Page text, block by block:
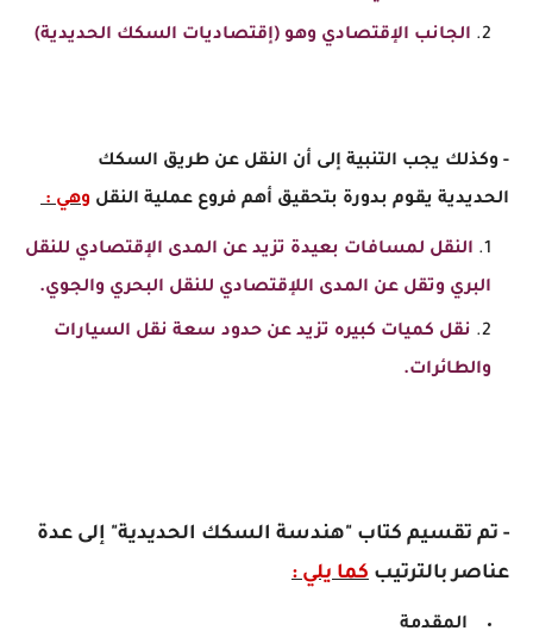
الجانب الإقتصادي وهو (إقتصاديات السكك الحديدية)
- وكذلك يجب التنبية إلى أن النقل عن طريق السكك
الحديدية يقوم بدورة بتحقيق أهم فروع عملية النقل وهي :
النقل لمسافات بعيدة تزيد عن المدى الإقتصادي للنقل
البري وتقل عن المدى اللإقتصادي للنقل البحري والجوي.
نقل كميات كبيره تزيد عن حدود سعة نقل السيارات
والطائرات.
- تم تقسيم كتاب "هندسة السكك الحديدية" إلى عدة
عناصر بالترتيب كما يلي :
المقدمة